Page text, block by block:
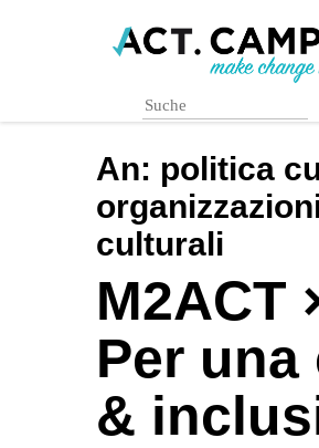
An: politica
culturali
M2ACT
Per
&